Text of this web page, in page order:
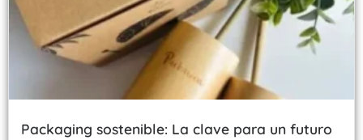
Packaging sostenible: La clave para un futuro